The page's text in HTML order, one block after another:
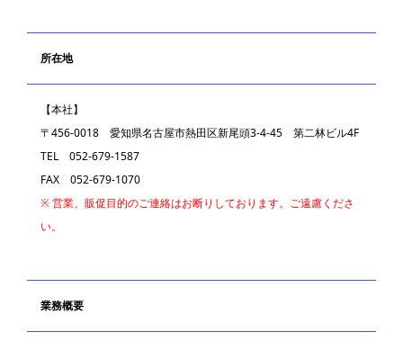
所在地
【本社】
〒456-0018 愛知県名古屋市熱田区新尾頭3-4-45 第二林ビル4F
TEL 052-679-1587
FAX 052-679-1070
※ 営業、販促目的のご連絡はお断りしております。ご遠慮くださ
い。
業務概要